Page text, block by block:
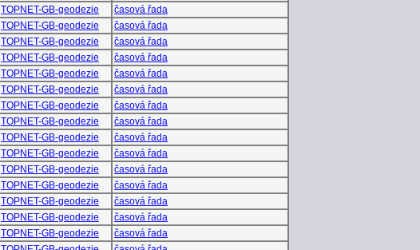
TOPNET-GB-geodezie
časová řada
TOPNET-GB-geodezie
časová řada
TOPNET-GB-geodezie
časová řada
TOPNET-GB-geodezie
časová řada
TOPNET-GB-geodezie
časová řada
TOPNET-GB-geodezie
časová řada
TOPNET-GB-geodezie
časová řada
TOPNET-GB-geodezie
časová řada
TOPNET-GB-geodezie
časová řada
TOPNET-GB-geodezie
časová řada
TOPNET-GB-geodezie
časová řada
TOPNET-GB-geodezie
časová řada
TOPNET-GB-geodezie
časová řada
TOPNET-GB-geodezie
časová řada
TOPNET-GB-geodezie
časová řada